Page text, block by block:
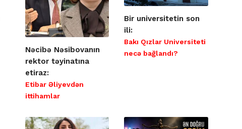
Nəcibə Nəsibovanın
rektor təyinatına
etiraz:
Etibar Əliyevdən
ittihamlar
Bir universitetin son
ili:
Bakı Qızlar Universiteti
necə bağlandı?